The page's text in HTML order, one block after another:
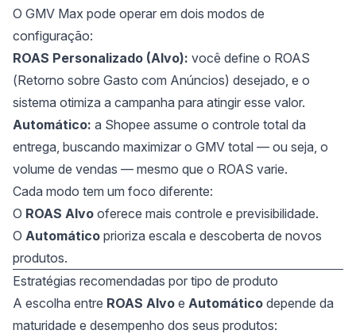
O GMV Max pode operar em dois modos de
configuração:
ROAS Personalizado (Alvo): você define o ROAS
(Retorno sobre Gasto com Anúncios) desejado, e o
sistema otimiza a campanha para atingir esse valor.
Automático: a Shopee assume o controle total da
entrega, buscando maximizar o GMV total — ou seja, o
volume de vendas — mesmo que o ROAS varie.
Cada modo tem um foco diferente:
O ROAS Alvo oferece mais controle e previsibilidade.
O Automático prioriza escala e descoberta de novos
produtos.
Estratégias recomendadas por tipo de produto
A escolha entre ROAS Alvo e Automático depende da
maturidade e desempenho dos seus produtos: